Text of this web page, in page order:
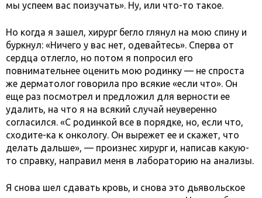
мы успеем вас поизучать». Ну, или что-то такое.
Но когда я зашел, хирург бегло глянул на мою спину и
буркнул: «Ничего у вас нет, одевайтесь». Сперва от
сердца отлегло, но потом я попросил его
повнимательнее оценить мою родинку — не спроста
же дерматолог говорила про всякие «если что». Он
еще раз посмотрел и предложил для верности ее
удалить, на что я на всякий случай неуверенно
согласился. «С родинкой все в порядке, но, если что,
сходите-ка к онкологу. Он вырежет ее и скажет, что
делать дальше», — произнес хирург и, написав какую-
то справку, направил меня в лабораторию на анализы.
Я снова шел сдавать кровь, и снова это дьявольское